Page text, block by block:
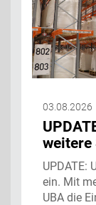
03.08.2026
weitere
UPDATE:
ein. Mit
UBA die